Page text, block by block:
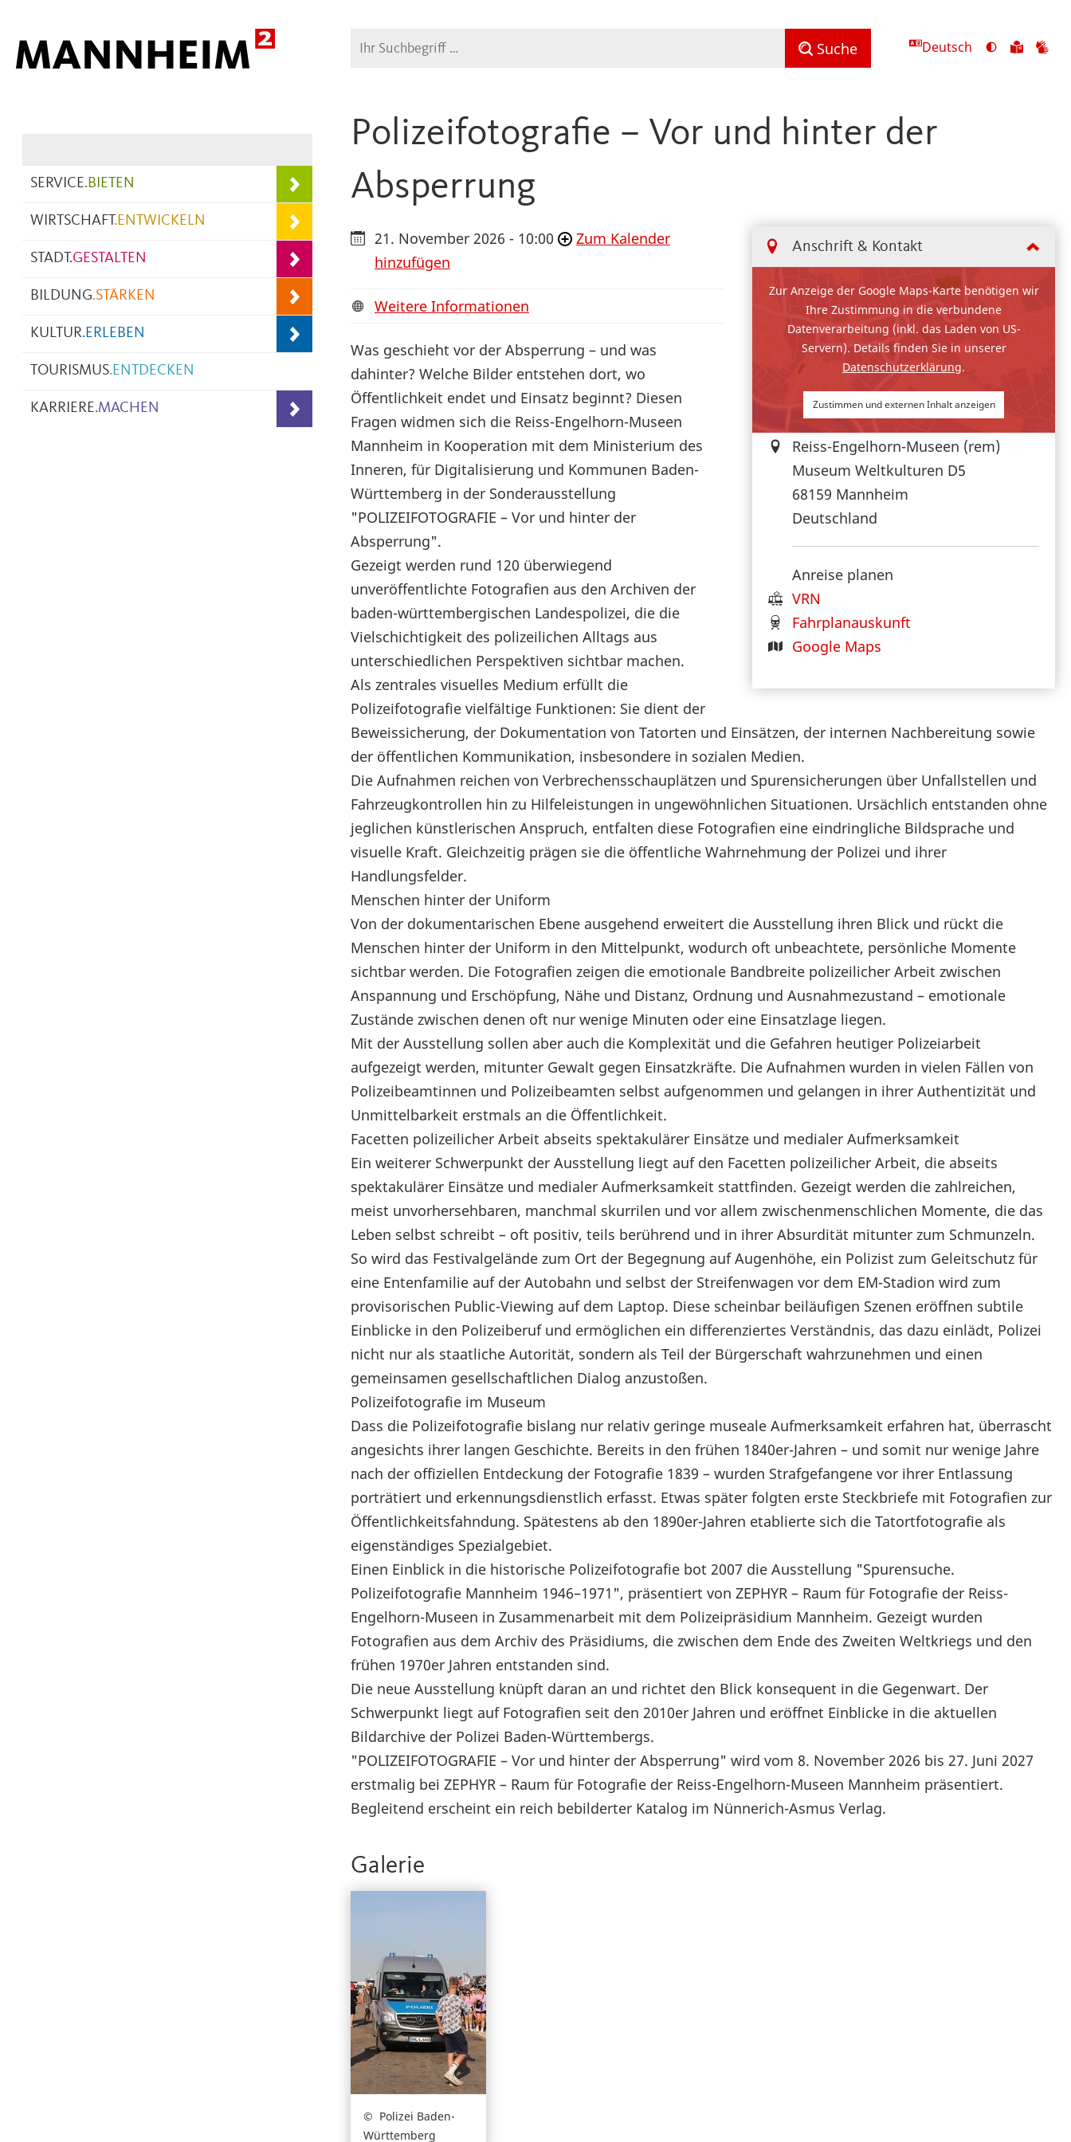
Suche Suche Deutsch
Ansicht
Zu
SERVICE.BIETEN
WIRTSCHAFT.ENTWICKELN
STADT.GESTALTEN
BILDUNG.STÄRKEN
KULTUR.ERLEBEN
TOURISMUS.ENTDECKEN
KARRIERE.MACHEN
Polizeifotografie – Vor und hinter der
Absperrung
Anschrift & Kontakt
Zur Anzeige der Google Maps-Karte benötigen wir
Ihre Zustimmung in die verbundene
Datenverarbeitung (inkl. das Laden von US-
Servern). Details finden Sie in unserer
Datenschutzerklärung.
Zustimmen und externen Inhalt anzeigen
Reiss-Engelhorn-Museen (rem)
Museum Weltkulturen D5
68159 Mannheim
Deutschland
Anreise planen
VRN
Fahrplanauskunft
Google Maps
21. November 2026 - 10:00
Zum Kalender
hinzufügen
Weitere Informationen
Was geschieht vor der Absperrung – und was
dahinter? Welche Bilder entstehen dort, wo
Öffentlichkeit endet und Einsatz beginnt? Diesen
Fragen widmen sich die Reiss-Engelhorn-Museen
Mannheim in Kooperation mit dem Ministerium des
Inneren, für Digitalisierung und Kommunen Baden-
Württemberg in der Sonderausstellung
"POLIZEIFOTOGRAFIE – Vor und hinter der
Absperrung".
Gezeigt werden rund 120 überwiegend
unveröffentlichte Fotografien aus den Archiven der
baden-württembergischen Landespolizei, die die
Vielschichtigkeit des polizeilichen Alltags aus
unterschiedlichen Perspektiven sichtbar machen.
Als zentrales visuelles Medium erfüllt die
Polizeifotografie vielfältige Funktionen: Sie dient der
Beweissicherung, der Dokumentation von Tatorten und Einsätzen, der internen Nachbereitung sowie
der öffentlichen Kommunikation, insbesondere in sozialen Medien.
Die Aufnahmen reichen von Verbrechensschauplätzen und Spurensicherungen über Unfallstellen und
Fahrzeugkontrollen hin zu Hilfeleistungen in ungewöhnlichen Situationen. Ursächlich entstanden ohne
jeglichen künstlerischen Anspruch, entfalten diese Fotografien eine eindringliche Bildsprache und
visuelle Kraft. Gleichzeitig prägen sie die öffentliche Wahrnehmung der Polizei und ihrer
Handlungsfelder.
Menschen hinter der Uniform
Von der dokumentarischen Ebene ausgehend erweitert die Ausstellung ihren Blick und rückt die
Menschen hinter der Uniform in den Mittelpunkt, wodurch oft unbeachtete, persönliche Momente
sichtbar werden. Die Fotografien zeigen die emotionale Bandbreite polizeilicher Arbeit zwischen
Anspannung und Erschöpfung, Nähe und Distanz, Ordnung und Ausnahmezustand – emotionale
Zustände zwischen denen oft nur wenige Minuten oder eine Einsatzlage liegen.
Mit der Ausstellung sollen aber auch die Komplexität und die Gefahren heutiger Polizeiarbeit
aufgezeigt werden, mitunter Gewalt gegen Einsatzkräfte. Die Aufnahmen wurden in vielen Fällen von
Polizeibeamtinnen und Polizeibeamten selbst aufgenommen und gelangen in ihrer Authentizität und
Unmittelbarkeit erstmals an die Öffentlichkeit.
Facetten polizeilicher Arbeit abseits spektakulärer Einsätze und medialer Aufmerksamkeit
Ein weiterer Schwerpunkt der Ausstellung liegt auf den Facetten polizeilicher Arbeit, die abseits
spektakulärer Einsätze und medialer Aufmerksamkeit stattfinden. Gezeigt werden die zahlreichen,
meist unvorhersehbaren, manchmal skurrilen und vor allem zwischenmenschlichen Momente, die das
Leben selbst schreibt – oft positiv, teils berührend und in ihrer Absurdität mitunter zum Schmunzeln.
So wird das Festivalgelände zum Ort der Begegnung auf Augenhöhe, ein Polizist zum Geleitschutz für
eine Entenfamilie auf der Autobahn und selbst der Streifenwagen vor dem EM-Stadion wird zum
provisorischen Public-Viewing auf dem Laptop. Diese scheinbar beiläufigen Szenen eröffnen subtile
Einblicke in den Polizeiberuf und ermöglichen ein differenziertes Verständnis, das dazu einlädt, Polizei
nicht nur als staatliche Autorität, sondern als Teil der Bürgerschaft wahrzunehmen und einen
gemeinsamen gesellschaftlichen Dialog anzustoßen.
Polizeifotografie im Museum
Dass die Polizeifotografie bislang nur relativ geringe museale Aufmerksamkeit erfahren hat, überrascht
angesichts ihrer langen Geschichte. Bereits in den frühen 1840er-Jahren – und somit nur wenige Jahre
nach der offiziellen Entdeckung der Fotografie 1839 – wurden Strafgefangene vor ihrer Entlassung
porträtiert und erkennungsdienstlich erfasst. Etwas später folgten erste Steckbriefe mit Fotografien zur
Öffentlichkeitsfahndung. Spätestens ab den 1890er-Jahren etablierte sich die Tatortfotografie als
eigenständiges Spezialgebiet.
Einen Einblick in die historische Polizeifotografie bot 2007 die Ausstellung "Spurensuche.
Polizeifotografie Mannheim 1946–1971", präsentiert von ZEPHYR – Raum für Fotografie der Reiss-
Engelhorn-Museen in Zusammenarbeit mit dem Polizeipräsidium Mannheim. Gezeigt wurden
Fotografien aus dem Archiv des Präsidiums, die zwischen dem Ende des Zweiten Weltkriegs und den
frühen 1970er Jahren entstanden sind.
Die neue Ausstellung knüpft daran an und richtet den Blick konsequent in die Gegenwart. Der
Schwerpunkt liegt auf Fotografien seit den 2010er Jahren und eröffnet Einblicke in die aktuellen
Bildarchive der Polizei Baden-Württembergs.
"POLIZEIFOTOGRAFIE – Vor und hinter der Absperrung" wird vom 8. November 2026 bis 27. Juni 2027
erstmalig bei ZEPHYR – Raum für Fotografie der Reiss-Engelhorn-Museen Mannheim präsentiert.
Begleitend erscheint ein reich bebilderter Katalog im Nünnerich-Asmus Verlag.
Galerie
Polizei Baden-
Württemberg